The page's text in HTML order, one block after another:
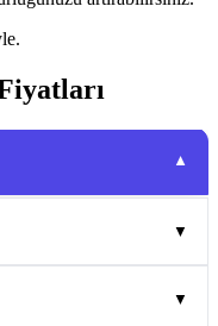
▼
▼
▼